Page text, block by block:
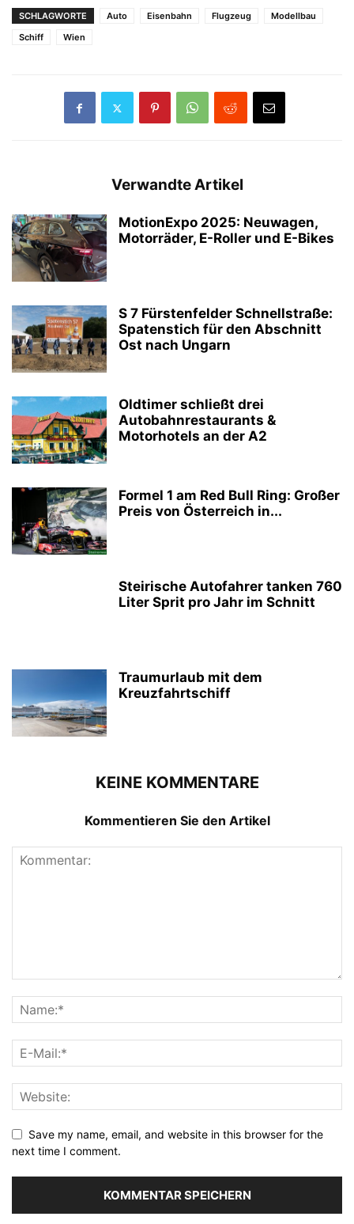
SCHLAGWORTE Auto Eisenbahn Flugzeug
Modellbau
Schiff
Wien
Verwandte Artikel
MotionExpo 2025: Neuwagen,
Motorräder, E-Roller und E-Bikes
S 7 Fürstenfelder Schnellstraße:
Spatenstich für den Abschnitt
Ost nach Ungarn
Oldtimer schließt drei
Autobahnrestaurants &
Motorhotels an der A2
Formel 1 am Red Bull Ring: Großer
Preis von Österreich in...
Steirische Autofahrer tanken 760
Liter Sprit pro Jahr im Schnitt
Traumurlaub mit dem
Kreuzfahrtschiff
KEINE KOMMENTARE
Kommentieren Sie den Artikel
Save my name, email, and website in this browser for the
next time I comment.